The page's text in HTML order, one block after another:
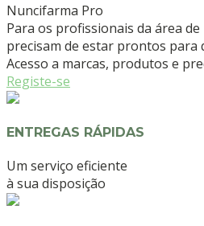
Nuncifarma Pro
Para os profissionais da área
precisam de estar prontos para
Acesso a marcas, produtos e
Registe-se
ENTREGAS RÁPIDAS
Um serviço eficiente
à sua disposição